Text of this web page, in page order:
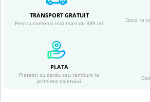
TRANSPORT GRATUIT
Pentru comenzi mai mari de 399 lei
Daca te
PLATA
Platesti cu cardu sau ramburs la
primirea coletului